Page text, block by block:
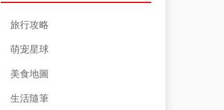
旅行攻略
萌宠星球
美食地圖
生活隨筆